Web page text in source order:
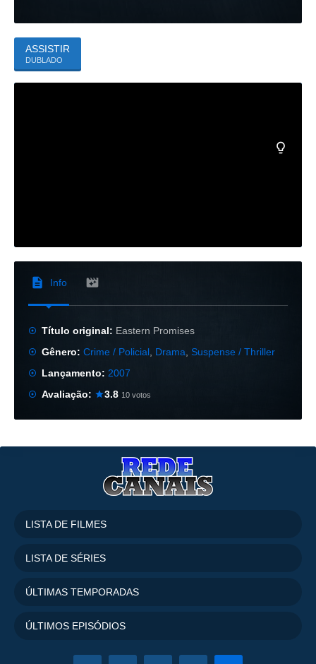
ASSISTIR
DUBLADO
Info
Título original: Eastern Promises
Gênero:Crime / Policial Drama
Suspense / Thriller
Lançamento: 2007
Avaliação:
3.8 10 votos
LISTA DE FILMES
LISTA DE SÉRIES
ÚLTIMAS TEMPORADAS
ÚLTIMOS EPISÓDIOS